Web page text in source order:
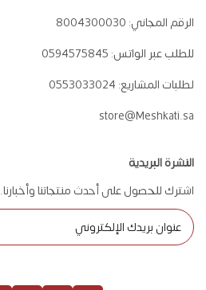
الرقم المجاني: 8004300030
للطلب عبر الواتس: 0594575845
لطلبات المشاريع: 0553033024
store@Meshkati.sa
النشرة البريدية
اشترك للحصول على أحدث منتجاتنا وأخبارنا.